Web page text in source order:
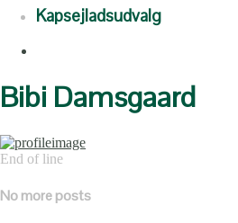
Kapsejladsudvalg
Bibi Damsgaard
End of line
No more posts